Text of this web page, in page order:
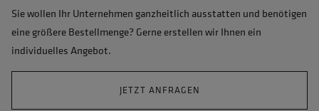
Sie wollen Ihr Unternehmen ganzheitlich ausstatten und benötigen
eine größere Bestellmenge? Gerne erstellen wir Ihnen ein
individuelles Angebot.
JETZT ANFRAGEN